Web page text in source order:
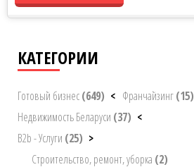
КАТЕГОРИИ
Готовый бизнес(649) < Франчайзинг(15)
Недвижимость Беларуси (37) <
B2b - Услуги (25) >
Строительство, ремонт, уборка (2)